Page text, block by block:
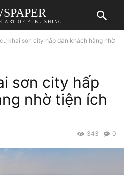
ART OF PUBLISHING
khai sơn city hấp dẫn khách hàng nhờ
sơn city hấp
nhờ tiện ích
0
343